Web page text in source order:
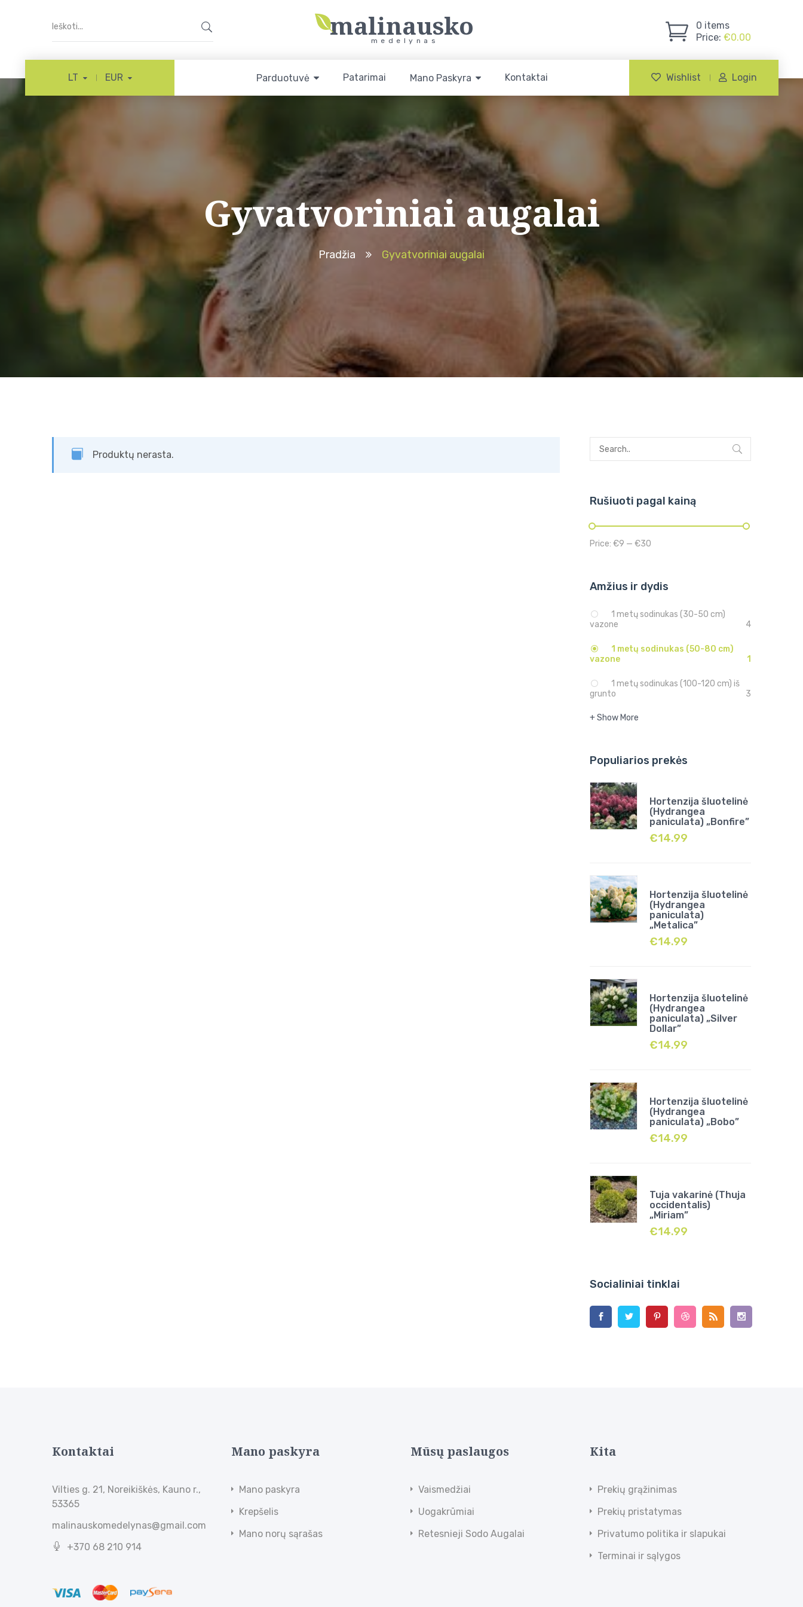
malinausko
medelynas
0 items
Price: €0.00
LT EUR Parduotuvė Patarimai Mano Paskyra Kontaktai Wishlist Login
Gyvatvoriniai augalai
Pradžia Gyvatvoriniai augalai
Produktų nerasta.
Rušiuoti pagal kainą
Price: €9 — €30
Amžius ir dydis
1 metų sodinukas (30-50 cm)
vazone
4
1 metų sodinukas (50-80 cm)
vazone
1
1 metų sodinukas (100-120 cm) iš
grunto
3
+ Show More
Populiarios prekės
Hortenzija šluotelinė
(Hydrangea
paniculata) „Bonfire”
€14.99
Hortenzija šluotelinė
(Hydrangea
paniculata)
„Metalica”
€14.99
Hortenzija šluotelinė
(Hydrangea
paniculata) „Silver
Dollar”
€14.99
Hortenzija šluotelinė
(Hydrangea
paniculata) „Bobo”
€14.99
Tuja vakarinė (Thuja
occidentalis)
„Miriam”
€14.99
Socialiniai tinklai
Kontaktai
Vilties g. 21, Noreikiškės, Kauno r.,
53365
malinauskomedelynas@gmail.com
+370 68 210 914
Mano paskyra
Mano paskyra
Krepšelis
Mano norų sąrašas
Mūsų paslaugos
Vaismedžiai
Uogakrūmiai
Retesnieji Sodo Augalai
Kita
Prekių grąžinimas
Prekių pristatymas
Privatumo politika ir slapukai
Terminai ir sąlygos